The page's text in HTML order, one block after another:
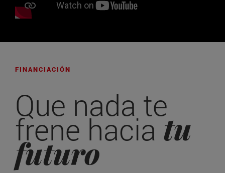
FINANCIACIÓN
Que nada te
frene haciatu
futuro